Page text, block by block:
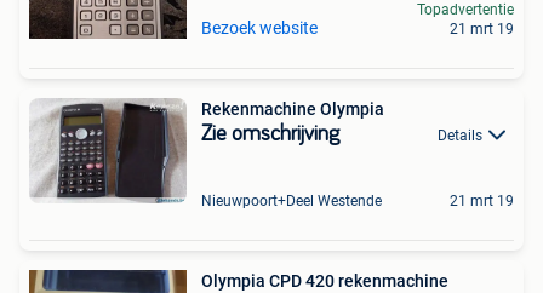
Bezoek website
Topadvertentie
21 mrt 19
Rekenmachine Olympia
Zie omschrijving Details
Nieuwpoort+Deel Westende 21 mrt 19
Olympia CPD 420 rekenmachine